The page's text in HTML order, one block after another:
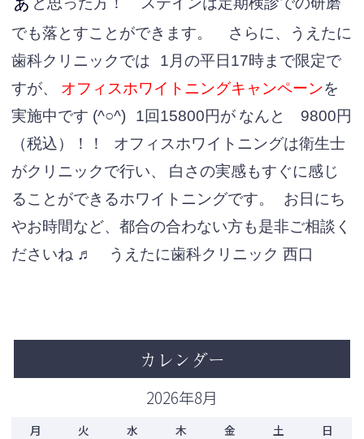
でも落とすことができます。
さらに、うえたに
歯科クリニックでは
1月の平日17時まで限定で
すが、
オフィスホワイトニングキャンペーンを
実施中です (^○^)
1回15800円が なんと 9800円
（税込）
！！
オフィスホワイトニングは衛生士
がクリニックで行い、
白さの実感もすぐに感じ
ることができるホワイトニングです。
お日にち
やお時間など、都合の合わない方も是非ご相談く
ださいね ♬
うえたに歯科クリニック 西口
カレンダー
2026年8月
月 火 水 木 金 土 日